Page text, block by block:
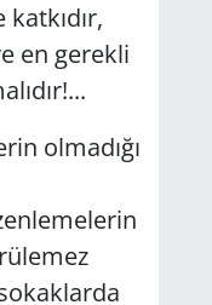
en gerekli
olmadığı